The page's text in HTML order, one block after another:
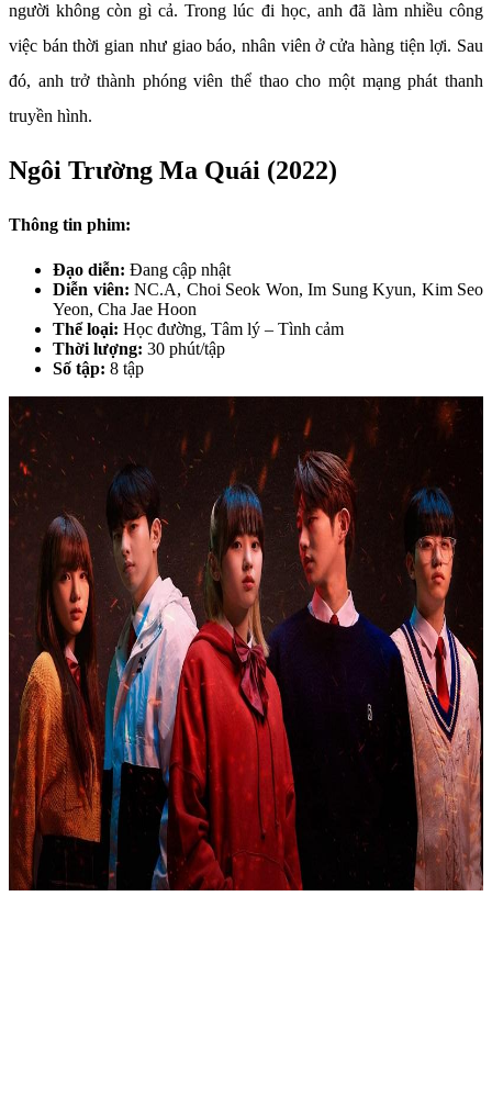
người không còn gì cả. Trong lúc đi học, anh đã làm nhiều công
việc bán thời gian như giao báo, nhân viên ở cửa hàng tiện lợi. Sau
đó, anh trở thành phóng viên thể thao cho một mạng phát thanh
truyền hình.
Ngôi Trường Ma Quái (2022)
Thông tin phim:
Đạo diễn: Đang cập nhật
Diễn viên: NC.A, Choi Seok Won, Im Sung Kyun, Kim Seo
Yeon, Cha Jae Hoon
Thể loại: Học đường, Tâm lý – Tình cảm
Thời lượng: 30 phút/tập
Số tập: 8 tập